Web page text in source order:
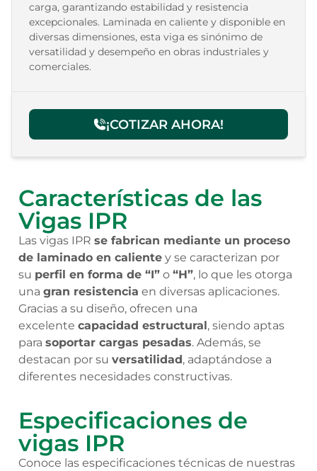
carga, garantizando estabilidad y resistencia
excepcionales. Laminada en caliente y disponible en
diversas dimensiones, esta viga es sinónimo de
versatilidad y desempeño en obras industriales y
comerciales.
¡COTIZAR AHORA!
Características de las
Vigas IPR
Las vigas IPR se fabrican mediante un proceso
de laminado en caliente y se caracterizan por
su perfil en forma de “I” o “H”, lo que les otorga
una gran resistencia en diversas aplicaciones.
Gracias a su diseño, ofrecen una
excelente capacidad estructural, siendo aptas
para soportar cargas pesadas. Además, se
destacan por su versatilidad, adaptándose a
diferentes necesidades constructivas.
Especificaciones de
vigas IPR
Conoce las especificaciones técnicas de nuestras